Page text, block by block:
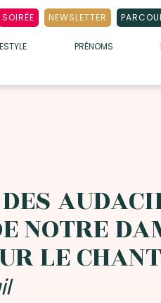
SOIRÉE NEWSLETTER
PRÉNOMS
NOTRE
LE